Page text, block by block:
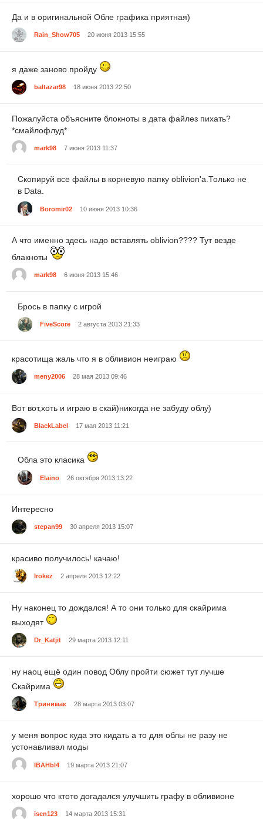
Да и в оригинальной Обле графика приятная)
Rain_Show705 20 июня 2013 15:55
я даже заново пройду
baltazar98 18 июня 2013 22:50
Пожалуйста объясните блокноты в дата файлез пихать?
*смайлофлуд*
mark98 7 июня 2013 11:37
Скопируй все файлы в корневую папку oblivion'a.Только не
в Data.
Boromir02 10 июня 2013 10:36
А что именно здесь надо вставлять oblivion???? Тут везде
блакноты
mark98 6 июня 2013 15:46
Брось в папку с игрой
FiveScore 2 августа 2013 21:33
красотища жаль что я в обливион неиграю
meny2006 28 мая 2013 09:46
Вот вот,хоть и играю в скай)никогда не забуду облу)
BlackLabel 17 мая 2013 11:21
Обла это класика
Elaino 26 октября 2013 13:22
Интересно
stepan99 30 апреля 2013 15:07
красиво получилось! качаю!
Irokez 2 апреля 2013 12:22
Ну наконец то дождался! А то они только для скайрима
выходят
Dr_Katjit 29 марта 2013 12:11
ну наоц ещё один повод Облу пройти сюжет тут лучше
Скайрима
Тринимак 28 марта 2013 03:07
у меня вопрос куда это кидать а то для облы не разу не
устонавливал моды
IBAHbl4 19 марта 2013 21:07
хорошо что ктото догадался улучшить графу в обливионе
isen123 14 марта 2013 15:31